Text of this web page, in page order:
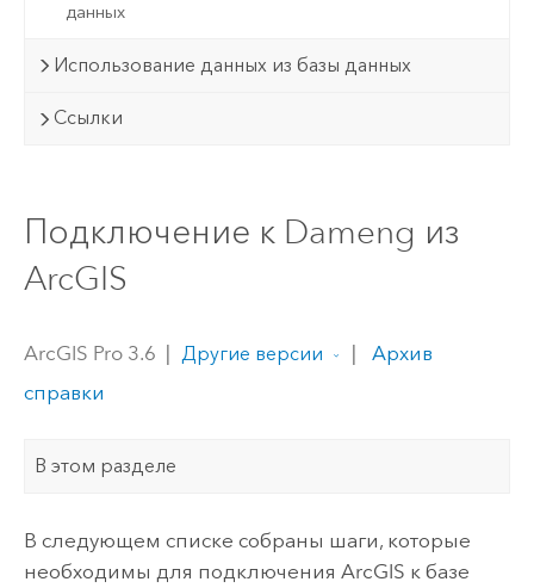
данных
Использование данных из базы данных
Ссылки
Подключение к Dameng из
ArcGIS
ArcGIS Pro 3.6 Другие версии
Архив
справки
В этом разделе
В следующем списке собраны шаги, которые
необходимы для подключения ArcGIS к базе